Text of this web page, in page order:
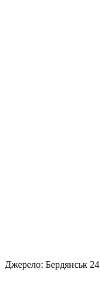
Джерело: Бердянськ 24